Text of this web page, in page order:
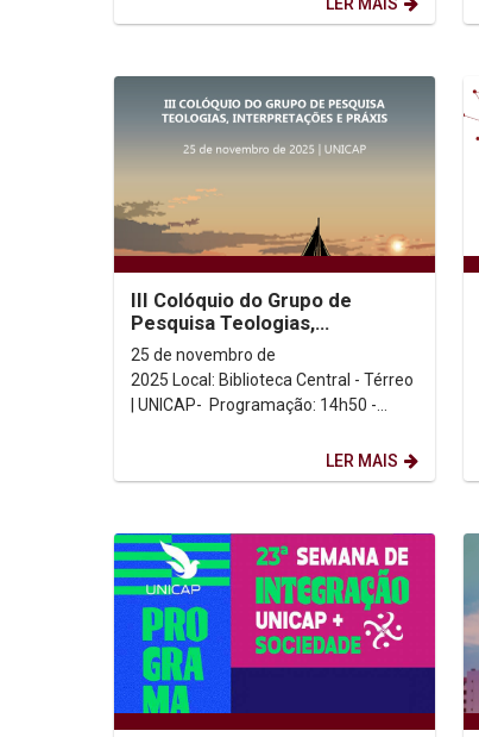
III Colóquio do Grupo de
Pesquisa Teologias,
Interpretações e Praxis
25 de novembro de
2025 Local: Biblioteca Central - Térreo
| UNICAP- Programação: 14h50 -
LER MAIS